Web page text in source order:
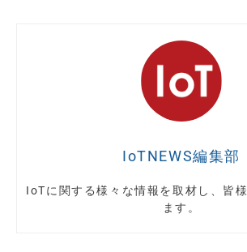
IoTNEWS編集部
IoTに関する様々な情報を取材し、皆
ます。